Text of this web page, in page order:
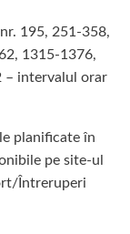
195, 251-358,
1315-1376,
– intervalul orar
planificate în
pe site-ul
Întreruperi